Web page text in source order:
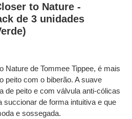
to Nature -
de 3 unidades
Nature de Tommee Tippee, é mais
peito com o biberão. A suave
de peito e com válvula anti-cólicas
succionar de forma intuitiva e que
e sossegada.